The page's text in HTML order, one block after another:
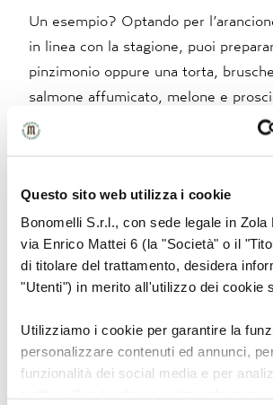
Questo sito web utilizza i cookie
Bonomelli S.r.l., con sede legale in Zola
via Enrico Mattei 6 (la "Società" o il
di titolare del trattamento, desidera
"Utenti") in merito all'utilizzo dei cookie
Utilizziamo i cookie per garantire la
personalizzare contenuti ed annunci,
funzionalità dei social media e per
Un esempio? Optando per
in linea con la stagione, puoi
pinzimonio oppure una torta,
salmone affumicato, melone e
una crema alla zucca. A questi puoi
Il risultato sarà davvero solare! Ma
l’unica regola da seguire: devi
facili, veloci e rigorosamente
Negli ultimi anni si è fatto avanti un
racchiude in se salute, benessere e